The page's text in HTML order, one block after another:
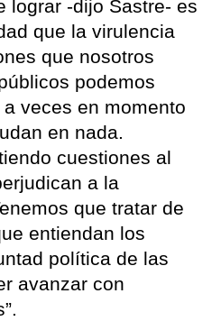
lograr -dijo Sastre- es
que la virulencia
que nosotros
podemos
veces en momento
en nada.
cuestiones al
a la
que tratar de
entiendan los
política de las
avanzar con